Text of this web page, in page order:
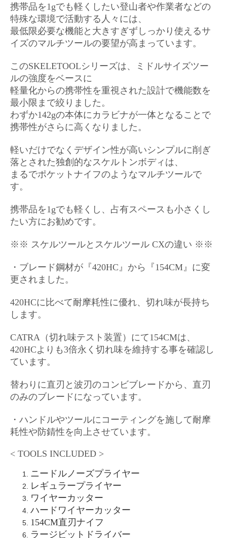
携帯品を1gでも軽くしたい登山者や作業者などの
特殊な環境で活動する人々には、
最低限必要な機能と大きすぎずしっかり使えるサ
イズのマルチツールの要望が高まっています。
このSKELETOOLシリーズは、ミドルサイズツー
ルの強度をベースに
軽量化からの携帯性を重視された設計で機能数を
最小限まで絞りました。
わずか142gの本体にカラビナが一体となることで
携帯性がさらに高くなりました。
軽いだけでなくデザイン性が高いシンプルに削ぎ
落とされた独創的なスケルトンボディは、
まるでポケットナイフのようなマルチツールで
す。
携帯品を1gでも軽くし、占有スペースも小さくし
たい方にお勧めです。
※※ スケルツールとスケルツール CXの違い ※※
・ブレード鋼材が『420HC』から『154CM』に変
更されました。
420HCに比べて耐摩耗性に優れ、切れ味が長持ち
します。
CATRA（切れ味テスト装置）にて154CMは、
420HCよりも3倍永く切れ味を維持する事を確認し
ています。
替わりに直刃と波刃のコンビブレードから、直刃
のみのブレードになっています。
・ハンドルやツールにコーティングを施して耐摩
耗性や防錆性を向上させています。
< TOOLS INCLUDED >
ニードルノーズプライヤー
レギュラープライヤー
ワイヤーカッター
ハードワイヤーカッター
154CM直刃ナイフ
ラージビットドライバー